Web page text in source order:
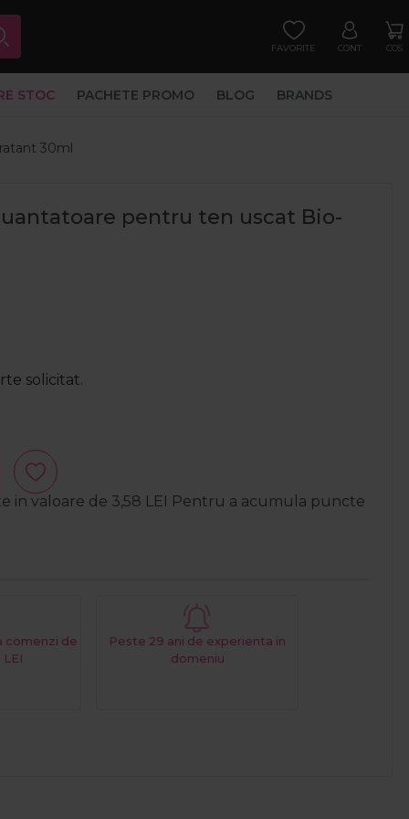
FAVORITE CONT COS
STOC PACHETE PROMO BLOG BRANDS
30ml
pentru ten uscat Bio-
solicitat.
in valoare de 3,58 LEI Pentru a acumula puncte
comenzi de
Peste 29 ani de experienta in
domeniu